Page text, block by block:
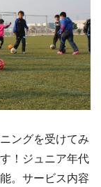
ングを受けてみ
！ジュニア年代
。サービス内容